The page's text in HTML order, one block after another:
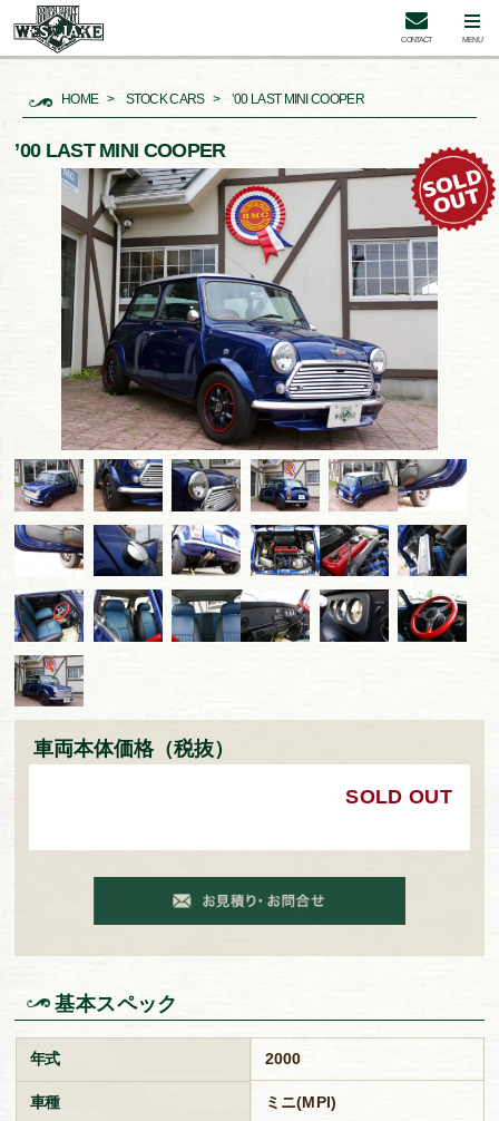
CONTACT MENU
HOME STOCK CARS ’00 LAST MINI COOPER
’00 LAST MINI COOPER
車両本体価格（税抜）
SOLD OUT
基本スペック
年式 2000
車種 ミニ(MPI)